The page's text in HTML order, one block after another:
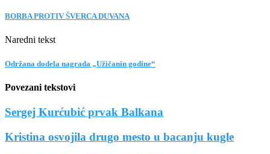
BORBA PROTIV ŠVERCA DUVANA
Naredni tekst
Održana dodela nagrada „Užičanin godine“
Povezani tekstovi
Sergej Kurćubić prvak Balkana
Kristina osvojila drugo mesto u bacanju kugle